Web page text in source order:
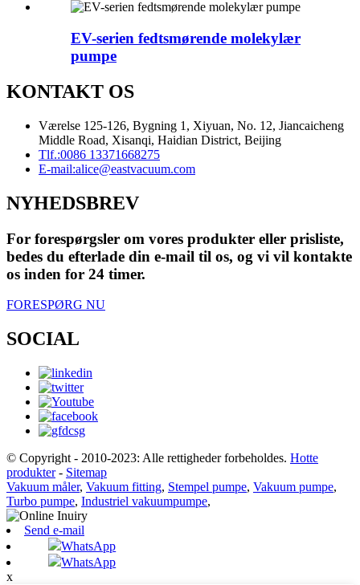
EV-serien fedtsmørende molekylær
pumpe
KONTAKT OS
Værelse 125-126, Bygning 1, Xiyuan, No. 12, Jiancaicheng
Middle Road, Xisanqi, Haidian District, Beijing
Tlf.:0086 13371668275
E-mail:alice@eastvacuum.com
NYHEDSBREV
For forespørgsler om vores produkter eller prisliste,
bedes du efterlade din e-mail til os, og vi vil kontakte
os inden for 24 timer.
FORESPØRG NU
SOCIAL
© Copyright - 2010-2023: Alle rettigheder forbeholdes. Hotte
produkter- Sitemap
Vakuum måler, Vakuum fitting, Stempel pumpe, Vakuum pumpe,
Turbo pumpe, Industriel vakuumpumpe,
Send e-mail
WhatsApp
WhatsApp
x